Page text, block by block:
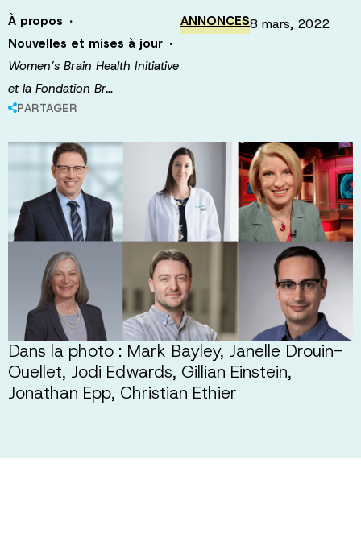
À propos ·
Nouvelles et mises à jour ·
Women’s Brain Health Initiative
et la Fondation Br…
PARTAGER
ANNONCES8 mars, 2022
Dans la photo : Mark Bayley, Janelle Drouin-
Ouellet, Jodi Edwards, Gillian Einstein,
Jonathan Epp, Christian Ethier